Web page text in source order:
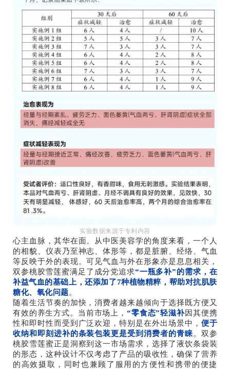
实验数据来源于专利内容
心主血脉，其华在面。从中医美容学的角度来看，一个人
的相貌、仪表乃至神志、体形等，都是脏腑、经络、气血
等反映于外的表现。可见气血与外在形象亦是息息相关，
双参桃胶雪莲蜜满足了成分党追求“一瓶多补”的需求，在
补益气血的基础上，还添加了7种植物精粹，帮助对抗肌肤
糖化、氧化问题。
随着生活节奏的加快，消费者越来越倾向于选择既方便又
有效的养生方式。当前市场上，“零食态”轻滋补因其便携
性和即时性而受到广泛欢迎，特别是在外出场景中， 便于
收纳和即刻进补的条装包装更是受到消费者的青睐。双参
桃胶雪莲蜜正是洞察到这一市场需求，选择了液饮条袋装
的形态，这种设计不仅考虑了产品的吸收性，确保了营养
的高效摄取，同时也兼顾了服用的方便性和携带的便捷